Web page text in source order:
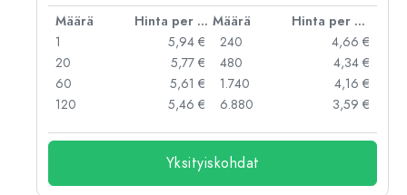
Määrä Hinta per kpl Määrä
Hinta per kpl
1
5,94 €
20
5,77 €
60
5,61 €
120
5,46 €
240
4,66 €
480
4,34 €
1.740
4,16 €
6.880
3,59 €
Yksityiskohdat